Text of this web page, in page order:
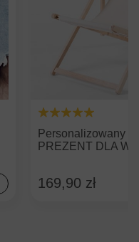
Personalizowany
PREZENT DLA
169,90 zł